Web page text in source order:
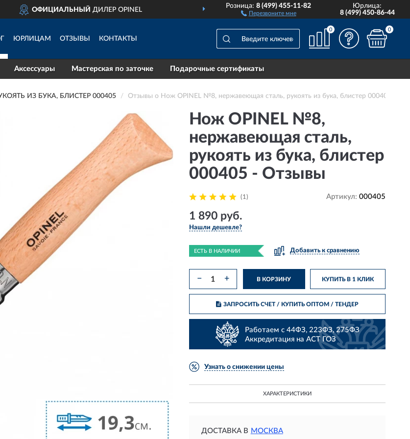
ОФИЦИАЛЬНЫЙ ДИЛЕР OPINEL ДОСТАВИМ ПО ВСЕЙ РОССИИ
Розница:8 (499) 455-11-82
Перезвоните мне
Юрлица:
8 (499) 450-86-44
ЮРЛИЦАМ ОТЗЫВЫ КОНТАКТЫ
0 0
Аксессуары Мастерская по заточке Подарочные сертификаты
ИЗ БУКА, БЛИСТЕР 000405 Отзывы о Нож OPINEL №8, нержавеющая сталь, рукоять из бука, блистер 000405
Нож OPINEL №8,
нержавеющая сталь,
рукоять из бука, блистер
000405 - Отзывы
(1) Артикул: 000405
1 890 руб.
Нашли дешевле?
ЕСТЬ В НАЛИЧИИ Добавить к сравнению
− + В КОРЗИНУ КУПИТЬ В 1 КЛИК
ЗАПРОСИТЬ СЧЕТ / КУПИТЬ ОПТОМ/ ТЕНДЕР
Работаем с 44ФЗ, 223ФЗ, 275ФЗ
Аккредитация на АСТ ГОЗ
Узнать о снижении цены
ХАРАКТЕРИСТИКИ
ДОСТАВКА В МОСКВА